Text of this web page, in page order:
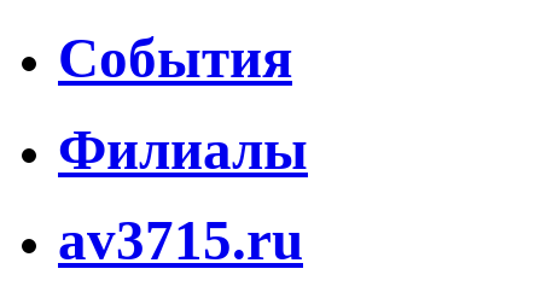
События
Филиалы
av3715.ru